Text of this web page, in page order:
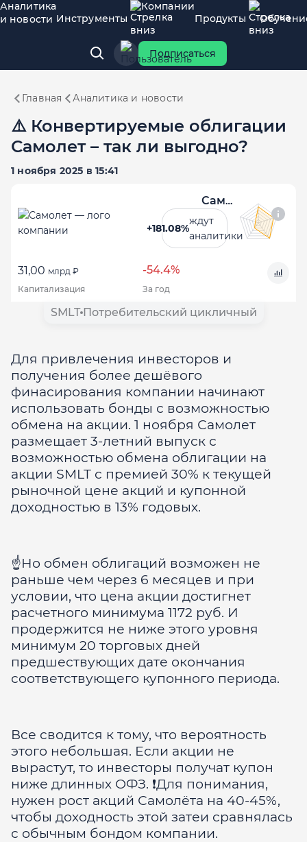
Аналитика
и новости Инструменты
Компании
Продукты
Подписаться
Главная Аналитика и новости
⚠️ Конвертируемые облигации
Самолет – так ли выгодно?
1 ноября 2025 в 15:41
Самолет
+181.08%
ждут
аналитики
31,00 млрд ₽ -54.4%
Капитализация За год
SMLT Потребительский цикличный
Для привлечения инвесторов и
получения более дешёвого
финасирования компании начинают
использовать бонды с возможностью
обмена на акции. 1 ноября Самолет
размещает 3-летний выпуск с
возможностью обмена облигации на
акции SMLT с премией 30% к текущей
рыночной цене акций и купонной
доходностью в 13% годовых.
☝️Но обмен облигаций возможен не
раньше чем через 6 месяцев и при
условии, что цена акции достигнет
расчетного минимума 1172 руб. И
продержится не ниже этого уровня
минимум 20 торговых дней
предшествующих дате окончания
соответствующего купонного периода.
Все сводится к тому, что вероятность
этого небольшая. Если акции не
вырастут, то инвесторы получат купон
ниже длинных ОФЗ. ❗️Для понимания,
нужен рост акций Самолёта на 40-45%,
чтобы доходность этой затеи сравнялась
с обычным бондом компании.